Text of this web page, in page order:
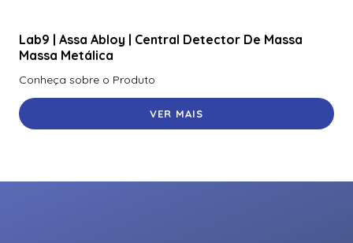
Lab9 | Assa Abloy | Central Detector De Massa
Massa Metálica
Conheça sobre o Produto
VER MAIS